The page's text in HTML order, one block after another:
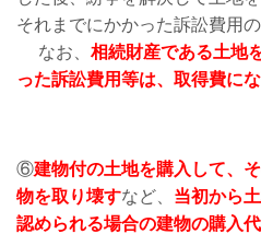
それまでにかかった訴訟費用
なお、 相続財産である土地
った訴訟費用等は、取得費にな
⑥建物付の土地を購入して、
物を取り壊すなど、 当初から
認められる場合の建物の購入